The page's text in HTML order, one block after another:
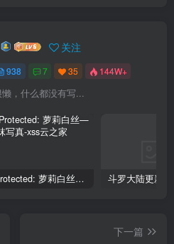
关注
938 7 35 144W+
，什么都没有写...
Protected: 萝莉白丝—丝袜写真
下一篇